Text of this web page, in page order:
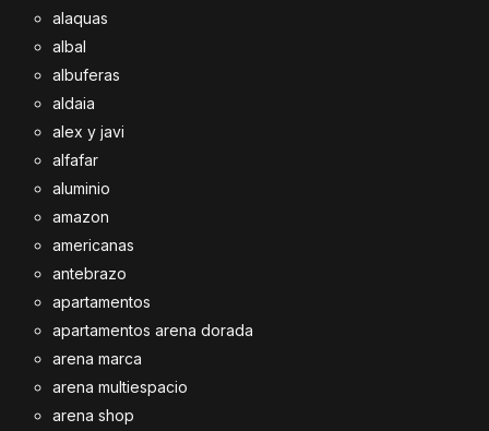
alaquas
albal
albuferas
aldaia
alex y javi
alfafar
aluminio
amazon
americanas
antebrazo
apartamentos
apartamentos arena dorada
arena marca
arena multiespacio
arena shop